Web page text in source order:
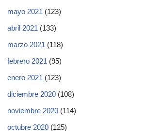
mayo 2021 (123)
abril 2021 (133)
marzo 2021 (118)
febrero 2021 (95)
enero 2021 (123)
diciembre 2020 (108)
noviembre 2020 (114)
octubre 2020 (125)